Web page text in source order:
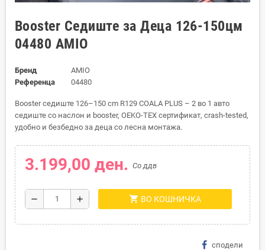
Booster Седиште за Деца 126-150цм
04480 AMIO
Бренд
AMIO
Референца
04480
Booster седиште 126–150 cm R129 COALA PLUS – 2 во 1 авто
седиште со наслон и booster, OEKO-TEX сертификат, crash-tested,
удобно и безбедно за деца со лесна монтажа.
3.199,00 ден. Со ддв
remove add shopping_cart ВО КОШНИЧКА
сподели